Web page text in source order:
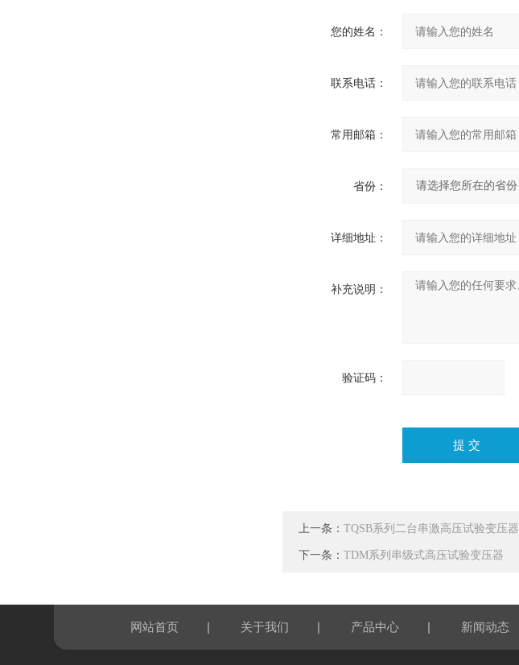
您的姓名：
联系电话：
常用邮箱：
省份：
详细地址：
补充说明：
验证码：
上一条：TQSB系列二台串激高压试验变压器
下一条：TDM系列串级式高压试验变压器
网站首页 | 关于我们 | 产品中心 | 新闻动态